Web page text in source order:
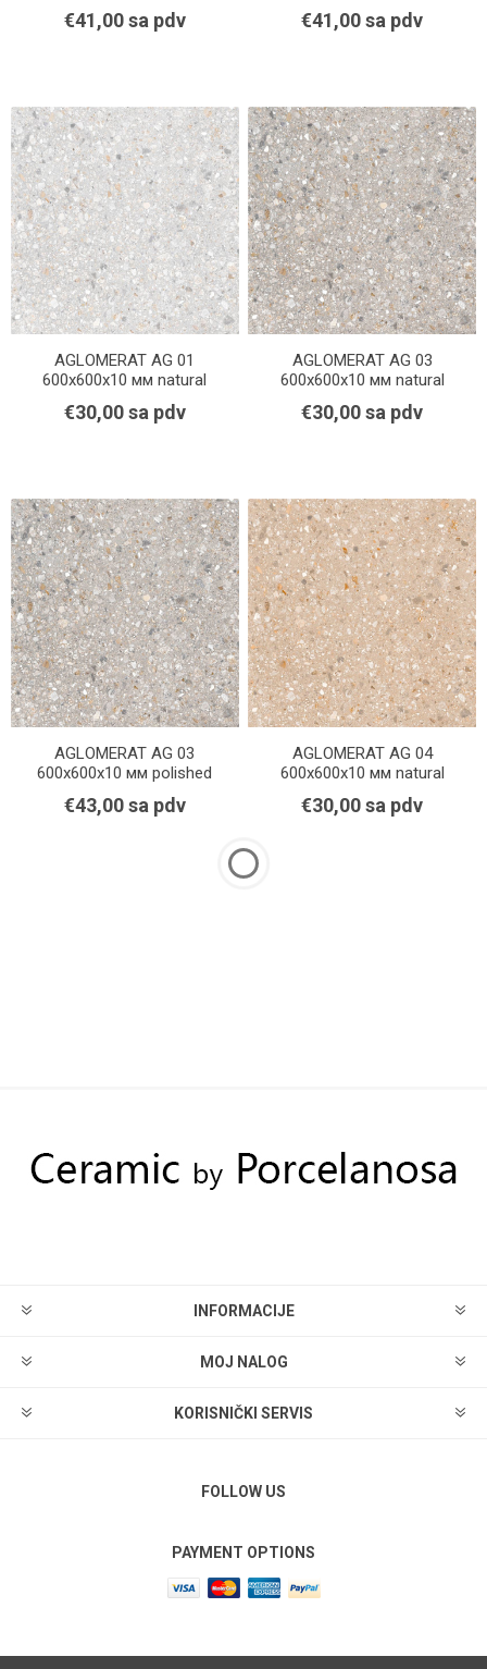
€41,00 sa pdv €41,00 sa pdv
AGLOMERAT AG 01
600x600x10 мм natural
€30,00 sa pdv
AGLOMERAT AG 03
600x600x10 мм natural
€30,00 sa pdv
AGLOMERAT AG 03
600x600x10 мм polished
€43,00 sa pdv
AGLOMERAT AG 04
600x600x10 мм natural
€30,00 sa pdv
INFORMACIJE
MOJ NALOG
KORISNIČKI SERVIS
FOLLOW US
PAYMENT OPTIONS